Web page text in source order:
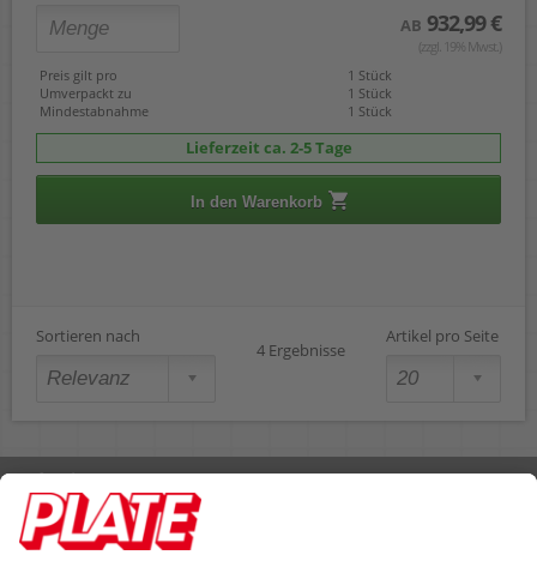
AB 932,99 €
(zzgl. 19% Mwst.)
Preis gilt pro
1 Stück
Umverpackt zu
1 Stück
Mindestabnahme
1 Stück
Lieferzeit ca. 2-5 Tage
In den Warenkorb
Sortieren nach
4 Ergebnisse
Artikel pro Seite
Rufen Sie uns an 04298 401-0
Lieferbedingungen Impressum